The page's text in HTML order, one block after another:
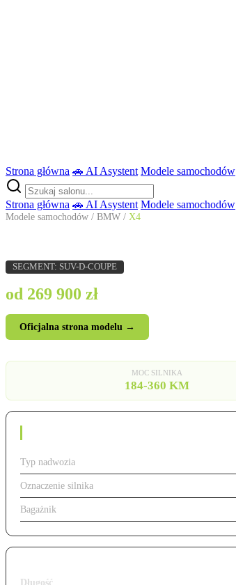
Strona główna 🚗 AI Asystent Modele samochodów
Strona główna 🚗 AI Asystent Modele samochodów
Modele samochodów / BMW / X4
SEGMENT: SUV-D-COUPE
od 269 900 zł
Oficjalna strona modelu →
MOC SILNIKA
184-360 KM
Typ nadwozia
Oznaczenie silnika
Bagażnik
Długość